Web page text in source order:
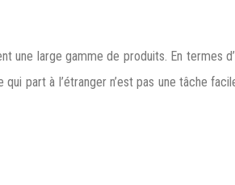
large gamme de produits. En termes
part à l’étranger n’est pas une tâche